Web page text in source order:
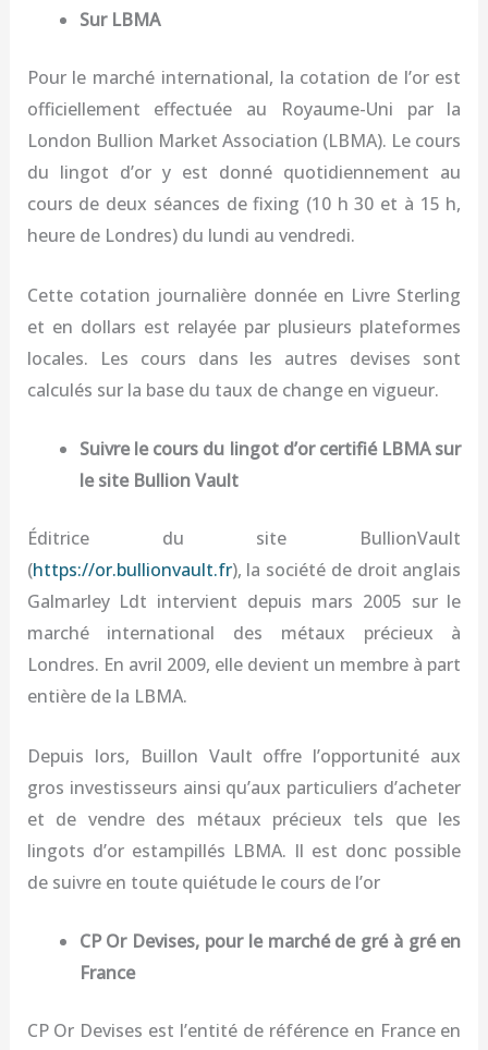
Sur LBMA
Pour le marché international, la cotation de l’or est
officiellement effectuée au Royaume-Uni par la
London Bullion Market Association (LBMA). Le cours
du lingot d’or y est donné quotidiennement au
cours de deux séances de fixing (10 h 30 et à 15 h,
heure de Londres) du lundi au vendredi.
Cette cotation journalière donnée en Livre Sterling
et en dollars est relayée par plusieurs plateformes
locales. Les cours dans les autres devises sont
calculés sur la base du taux de change en vigueur.
Suivre le cours du lingot d’or certifié LBMA sur
le site Bullion Vault
Éditrice du site BullionVault
(https://or.bullionvault.fr), la société de droit anglais
Galmarley Ldt intervient depuis mars 2005 sur le
marché international des métaux précieux à
Londres. En avril 2009, elle devient un membre à part
entière de la LBMA.
Depuis lors, Buillon Vault offre l’opportunité aux
gros investisseurs ainsi qu’aux particuliers d’acheter
et de vendre des métaux précieux tels que les
lingots d’or estampillés LBMA. Il est donc possible
de suivre en toute quiétude le cours de l’or
CP Or Devises, pour le marché de gré à gré en
France
CP Or Devises est l’entité de référence en France en